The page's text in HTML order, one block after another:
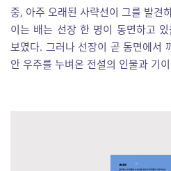
중, 아주 오래된 사략선이 그를 발견
이는 배는 선장 한 명이 동면하고
보였다. 그러나 선장이 곧 동면에서
안 우주를 누벼온 전설의 인물과 기